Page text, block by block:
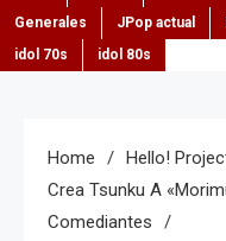
Generales
JPop actual
idol 70s
idol 80s
Home
Hello!
Crea Tsunku A
Comediantes